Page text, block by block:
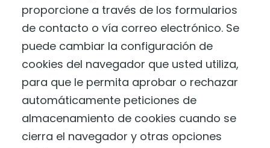
proporcione a través de los formularios
de contacto o vía correo electrónico. Se
puede cambiar la configuración de
cookies del navegador que usted utiliza,
para que le permita aprobar o rechazar
automáticamente peticiones de
almacenamiento de cookies cuando se
cierra el navegador y otras opciones